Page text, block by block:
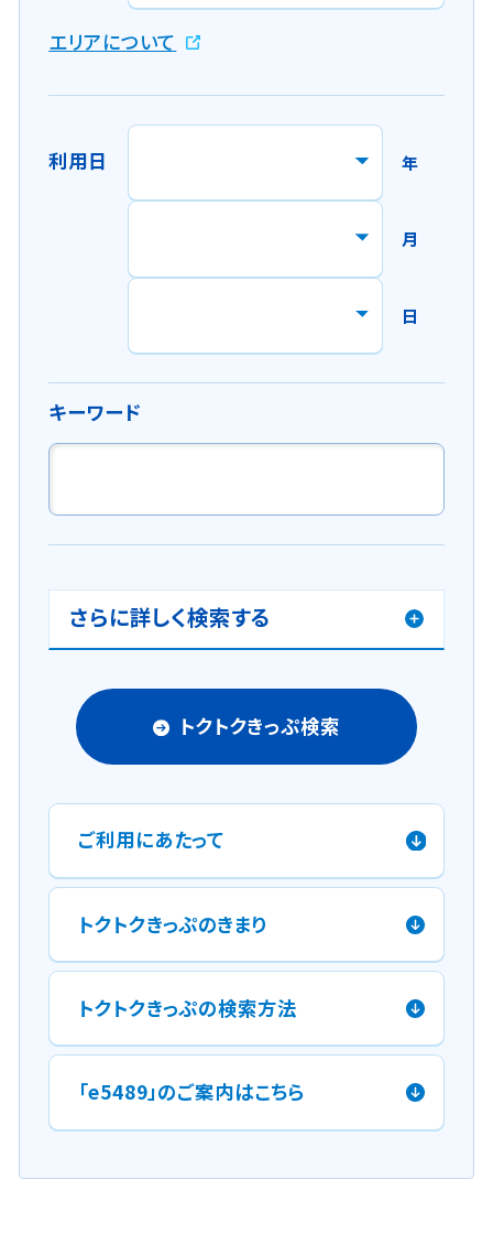
新
ウ
ン
ド
エリアについて
利用日 年
月
日
キーワード
さらに詳しく検索する
トクトクきっぷ検索
ご利用にあたって
トクトクきっぷのきまり
トクトクきっぷの検索方法
「e5489」のご案内はこちら